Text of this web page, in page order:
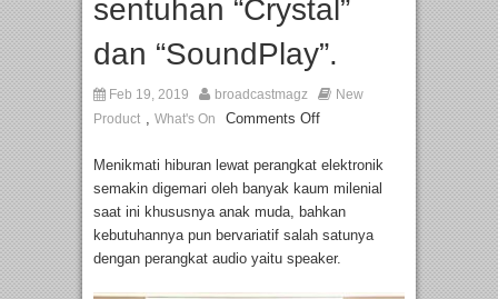
sentuhan “Crystal”
dan “SoundPlay”.
Feb 19, 2019 broadcastmagz
New
Product , What's On Comments Off
Menikmati hiburan lewat perangkat elektronik
semakin digemari oleh banyak kaum milenial
saat ini khususnya anak muda, bahkan
kebutuhannya pun bervariatif salah satunya
dengan perangkat audio yaitu speaker.